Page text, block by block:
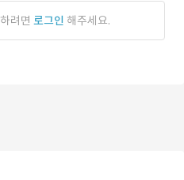
려면 로그인 해주세요.